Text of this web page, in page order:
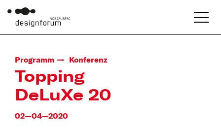
Programm Konferenz
Topping
DeLuXe 20
02—04—2020